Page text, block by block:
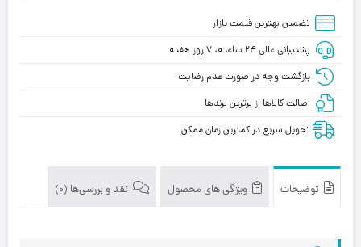
تضمین بهترین قیمت بازار
پشتیبانی عالی ۲۴ ساعته، ۷ روز هفته
بازگشت وجه در صورت عدم رضایت
اصالت کالاها از برترین برندها
تحویل سریع در کمترین زمان ممکن
توضیحات ویژگی های محصول نقد و بررسی‌ها (0)